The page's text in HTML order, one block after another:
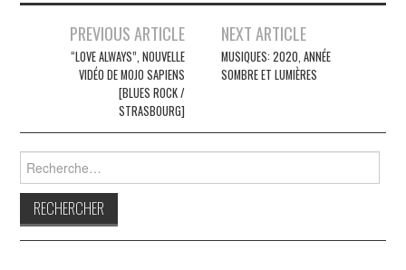
NavigationPREVIOUS ARTICLE
“LOVE ALWAYS”, NOUVELLE
VIDÉO DE MOJO SAPIENS
[BLUES ROCK /
STRASBOURG]
NEXT ARTICLE
MUSIQUES: 2020, ANNÉE
SOMBRE ET LUMIÈRES